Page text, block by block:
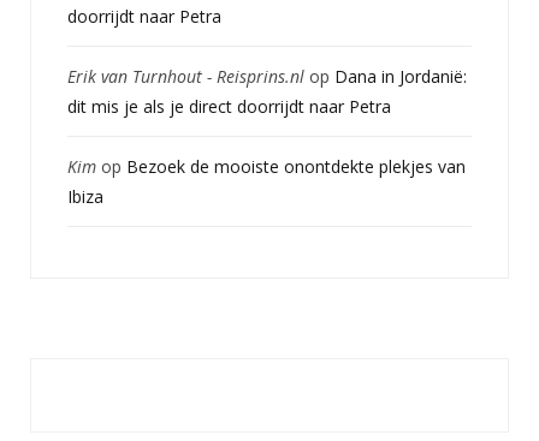
doorrijdt naar Petra
Erik van Turnhout - Reisprins.nl op Dana in Jordanië:
dit mis je als je direct doorrijdt naar Petra
Kim op Bezoek de mooiste onontdekte plekjes van
Ibiza